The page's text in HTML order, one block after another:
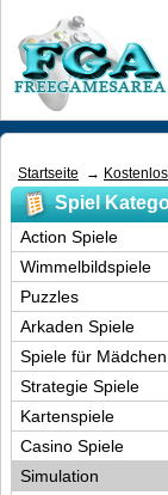
Startseite →
Spiel
Action Spiele
Wimmelbildspiele
Puzzles
Arkaden Spiele
Spiele für Mädchen
Strategie Spiele
Kartenspiele
Casino Spiele
Simulation